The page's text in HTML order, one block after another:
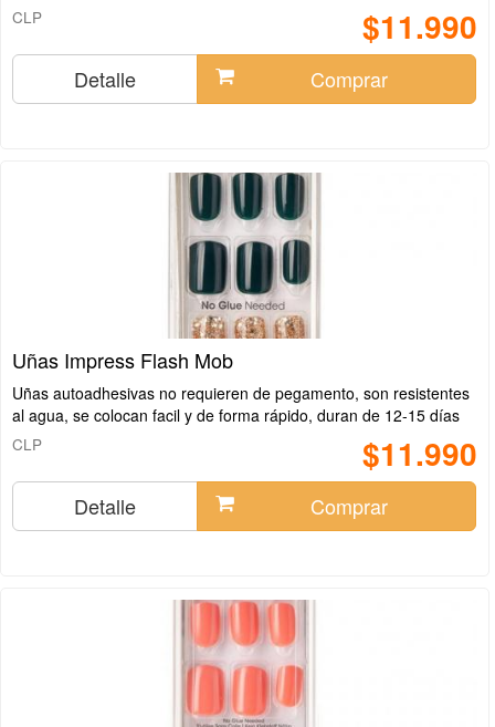
$11.990
CLP
Detalle Comprar
Uñas Impress Flash Mob
Uñas autoadhesivas no requieren de pegamento, son resistentes
al agua, se colocan facil y de forma rápido, duran de 12-15 días
$11.990
CLP
Detalle Comprar